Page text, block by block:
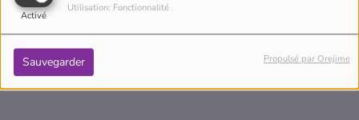
Activé
Utilisation: Fonctionnalité
Sauvegarder Propulsé par Orejime